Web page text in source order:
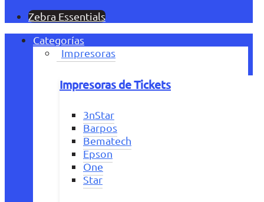
Zebra Essentials
Categorías
Impresoras
Impresoras de Tickets
3nStar
Barpos
Bematech
Epson
One
Star